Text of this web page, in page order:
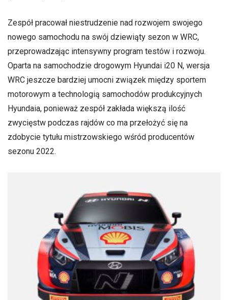
Zespół pracował niestrudzenie nad rozwojem swojego
nowego samochodu na swój dziewiąty sezon w WRC,
przeprowadzając intensywny program testów i rozwoju.
Oparta na samochodzie drogowym Hyundai i20 N, wersja
WRC jeszcze bardziej umocni związek między sportem
motorowym a technologią samochodów produkcyjnych
Hyundaia, ponieważ zespół zakłada większą ilość
zwycięstw podczas rajdów co ma przełożyć się na
zdobycie tytułu mistrzowskiego wśród producentów
sezonu 2022.